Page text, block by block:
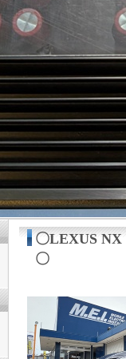
〇LEXUS
〇